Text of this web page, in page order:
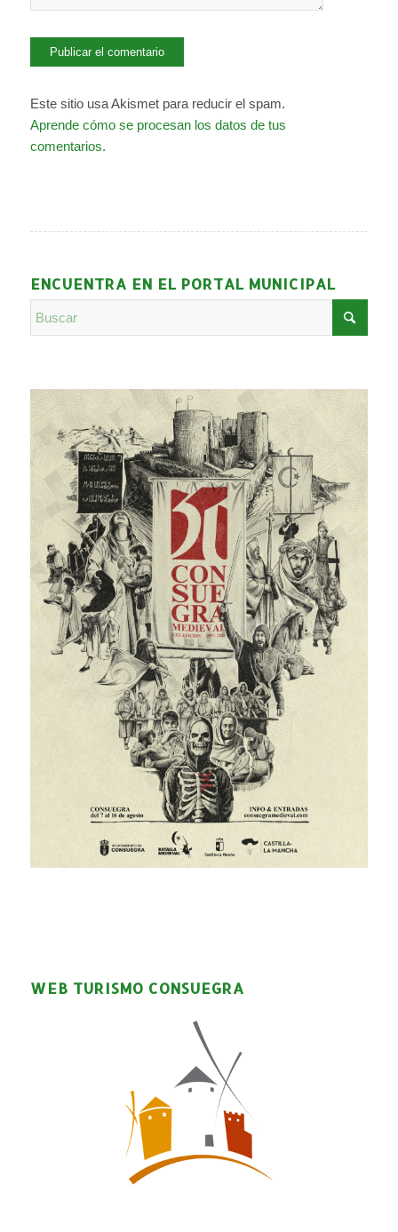
Este sitio usa Akismet para reducir el spam.
Aprende cómo se procesan los datos de tus
comentarios.
ENCUENTRA EN EL PORTAL MUNICIPAL
WEB TURISMO CONSUEGRA